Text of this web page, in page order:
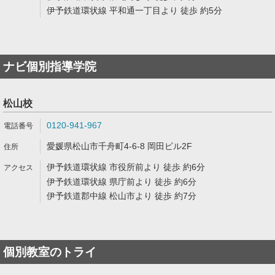
伊予鉄道環状線 平和通一丁目より 徒歩 約5分
ナビ個別指導学院
松山校
0120-941-967
愛媛県松山市千舟町4-6-8 岡田ビル2F
伊予鉄道環状線 市役所前より 徒歩 約6分
伊予鉄道環状線 県庁前より 徒歩 約6分
伊予鉄道郡中線 松山市より 徒歩 約7分
個別教室のトライ